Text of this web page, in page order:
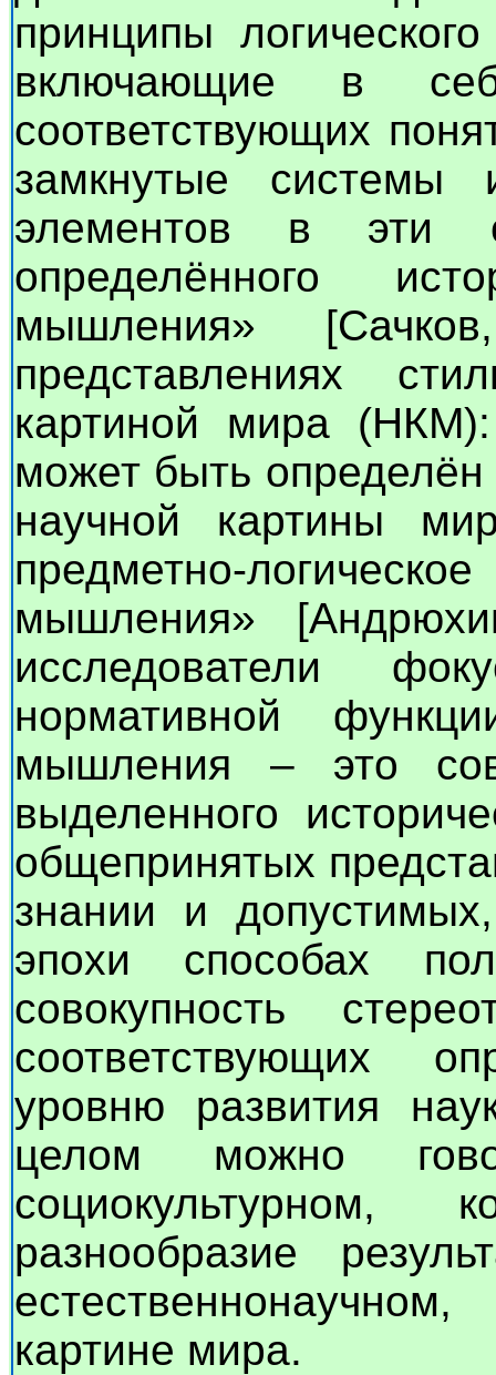
принципы
включающие в
соответствующих
замкнутые
элементов в эти
определённого
мышления»
представлениях
картиной мира
может быть
научной картины
предметно-
мышления»
исследователи
нормативной
мышления – это
выделенного
общепринятых
знании и
эпохи способах
совокупность
соответствующих
уровню развития
целом можно
социокультурном,
разнообразие
картине мира.